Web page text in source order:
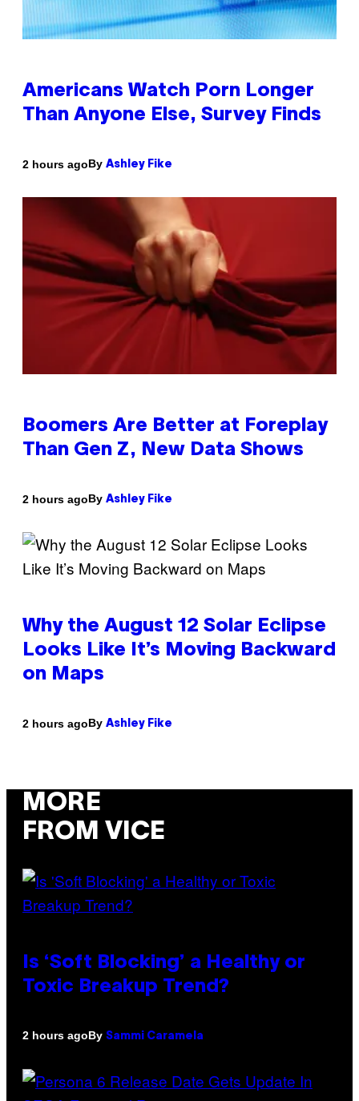
Americans Watch Porn Longer
Than Anyone Else, Survey Finds
2 hours agoBy Ashley Fike
Boomers Are Better at Foreplay
Than Gen Z, New Data Shows
2 hours agoBy Ashley Fike
Why the August 12 Solar Eclipse
Looks Like It’s Moving Backward
on Maps
2 hours agoBy Ashley Fike
MORE
FROM VICE
Is ‘Soft Blocking’ a Healthy or
Toxic Breakup Trend?
2 hours agoBy Sammi Caramela